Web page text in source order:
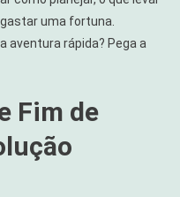
uma fortuna.
aventura rápida? Pega a
Fim de